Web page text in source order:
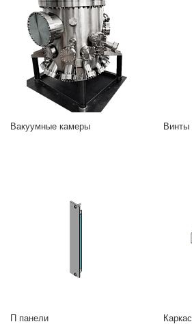
Вакуумные камеры
П панели